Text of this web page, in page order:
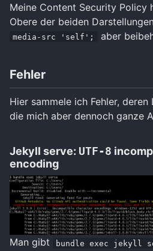
Meine Content Security Policy
Obere der beiden
media-src 'self'; aber
Fehler
Hier sammele ich Fehler,
die mich aber dennoch ganze
Jekyll serve: UTF-8
encoding
Man gibt bundle exec jekyll